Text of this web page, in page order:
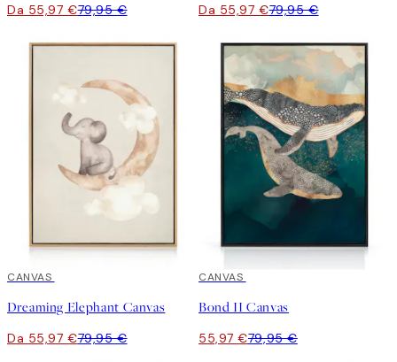
Da 55,97 €79,95 € Da 55,97 €79,95 €
30%*
CANVAS
Dreaming Elephant Canvas
Da 55,97 €79,95 €
30%*
CANVAS
Bond II Canvas
55,97 €79,95 €